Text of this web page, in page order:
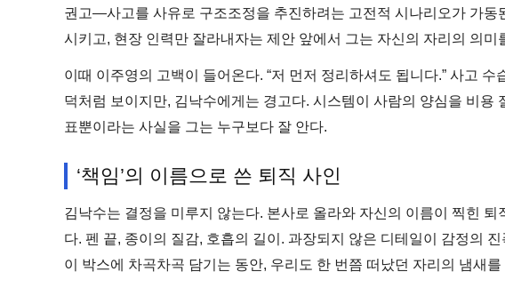
권고—사고를 사유로 구조조정을 추진하려는 고전적 시나리오가 가동
시키고, 현장 인력만 잘라내자는 제안 앞에서 그는 자신의 자리의 의미
이때 이주영의 고백이 들어온다. “저 먼저 정리하셔도 됩니다.” 사고
덕처럼 보이지만, 김낙수에게는 경고다. 시스템이 사람의 양심을 비용
표뿐이라는 사실을 그는 누구보다 잘 안다.
‘책임’의 이름으로 쓴 퇴직 사인
김낙수는 결정을 미루지 않는다. 본사로 올라와 자신의 이름이 찍힌
다. 펜 끝, 종이의 질감, 호흡의 길이. 과장되지 않은 디테일이 감정의
이 박스에 차곡차곡 담기는 동안, 우리도 한 번쯤 떠났던 자리의 냄새를